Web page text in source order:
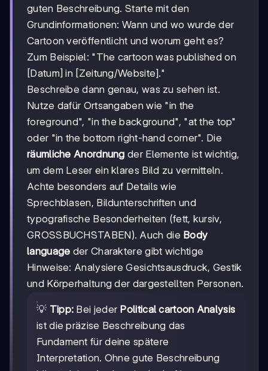
guten Beschreibung. Starte mit den
Grundinformationen: Wann und wo wurde der
Cartoon veröffentlicht und worum geht es?
Zum Beispiel: "The cartoon was published on
[Datum] in [Zeitung/Website]."
Beschreibe dann genau, was zu sehen ist.
Nutze dafür Ortsangaben wie "in the
foreground", "in the background", "at the top"
oder "in the bottom right-hand corner". Die
räumliche Anordnung der Elemente ist wichtig,
um dem Leser ein klares Bild zu vermitteln.
Achte besonders auf Details wie
Sprechblasen, Bildunterschriften und
typografische Besonderheiten (fett, kursiv,
GROSSBUCHSTABEN). Auch die Body
language der Charaktere gibt wichtige
Hinweise: Analysiere Gesichtsausdruck, Gestik
und Körperhaltung der dargestellten Personen.
💡 Tipp: Bei jeder Political cartoon Analysis
ist die präzise Beschreibung das
Fundament für deine spätere
Interpretation. Ohne gute Beschreibung